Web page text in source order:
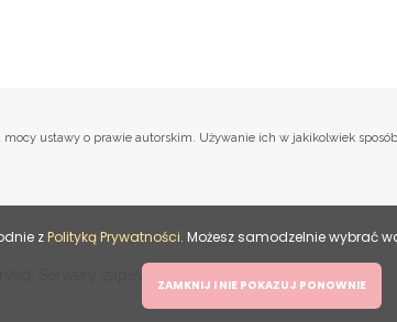
ustawy o prawie autorskim. Używanie ich w jakikolwiek
zPolityką Prywatności. Możesz samodzelnie wybrać
ZAMKNIJ I NIE POKAZUJ PONOWNIE